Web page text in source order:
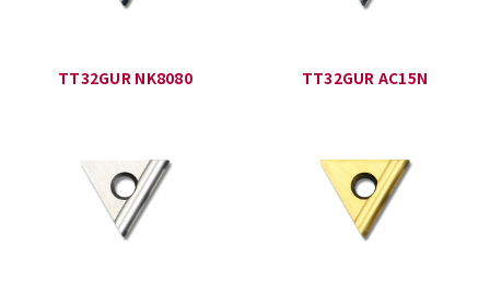
TT32GUR NK8080 TT32GUR AC15N